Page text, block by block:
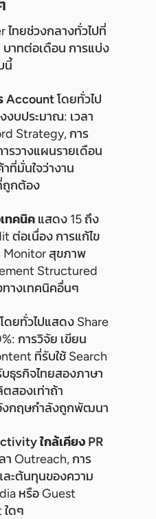
ไทยช่วงกลางทั่วไปที่
าทต่อเดือน การแบ่ง
นี้
Accountโดยทั่วไป
งบประมาณ: เวลา
Strategy, การ
รวางแผนรายเดือน
ที่มั่นใจว่างาน
ถูกต้อง
ทคนิค แสดง 15 ถึง
ต่อเนื่อง การแก้ไข
Monitor สุขภาพ
Structured
ทางเทคนิคอื่นๆ
โดยทั่วไปแสดง Share
การวิจัย เขียน
ที่รับใช้ Search
ธุรกิจไทยสองภาษา
สองเท่าถ้า
งกฤษกำลังถูกพัฒนา
ใกล้เคียง PR
า Outreach, การ
ะต้นทุนของความ
หรือ Guest
ใดๆ